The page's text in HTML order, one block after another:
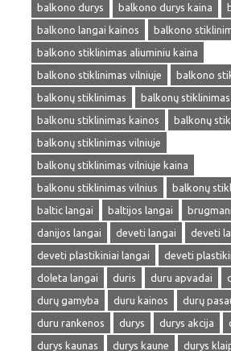
balkono durys
balkono durys kaina
balkono langai kainos
balkono
balkono stiklinimas aliuminiu kaina
balkono stiklinimas vilniuje
balkono
balkonų stiklinimas
balkonų
balkonu stiklinimas kainos
balkonų
balkonų stiklinimas vilniuje
balkonų stiklinimas vilniuje kaina
balkonu stiklinimas vilnius
balkonų
baltic langai
baltijos langai
danijos langai
deveti langai
deveti
deveti plastikiniai langai
deveti
doleta langai
duris duru apvadai
durų gamyba
duru kainos
durų
duru rankenos
durys durys akcija
durys kaunas
durys kaune
durys